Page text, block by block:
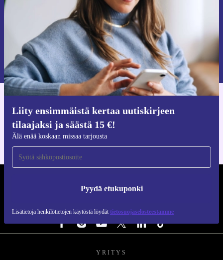
Liity ensimmäistä kertaa uutiskirjeen
tilaajaksi ja säästä 15 €!
Älä enää koskaan missaa tarjousta
Pyydä etukuponki
Lisätietoja henkilötietojen käytöstä löydät tietosuojaselosteestamme
Pyydä etukuponki
Lisätietoja henkilötietojen käytöstä löydättietosuojaselosteestamme.
iOS:lle ja Androidille
YRITYS